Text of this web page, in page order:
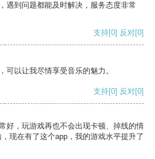
遇到问题都能及时解决，服务态度非常
支持[0] 反对[0]
可以让我尽情享受音乐的魅力。
支持[0] 反对[0]
好，玩游戏再也不会出现卡顿、掉线的情
现在有了这个app，我的游戏水平提升了